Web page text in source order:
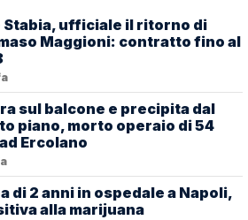
Stabia, ufficiale il ritorno di
Maggioni: contratto fino al
sul balcone e precipita dal
piano, morto operaio di 54
Ercolano
di 2 anni in ospedale a Napoli,
alla marijuana